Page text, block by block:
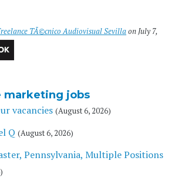
TÃ©cnico Audiovisual Sevillaon July 7,
marketing jobs
vacancies (August 6, 2026)
Q (August 6, 2026)
Pennsylvania, Multiple Positions